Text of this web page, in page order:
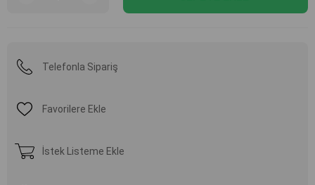
Telefonla Sipariş
Favorilere Ekle
İstek Listeme Ekle